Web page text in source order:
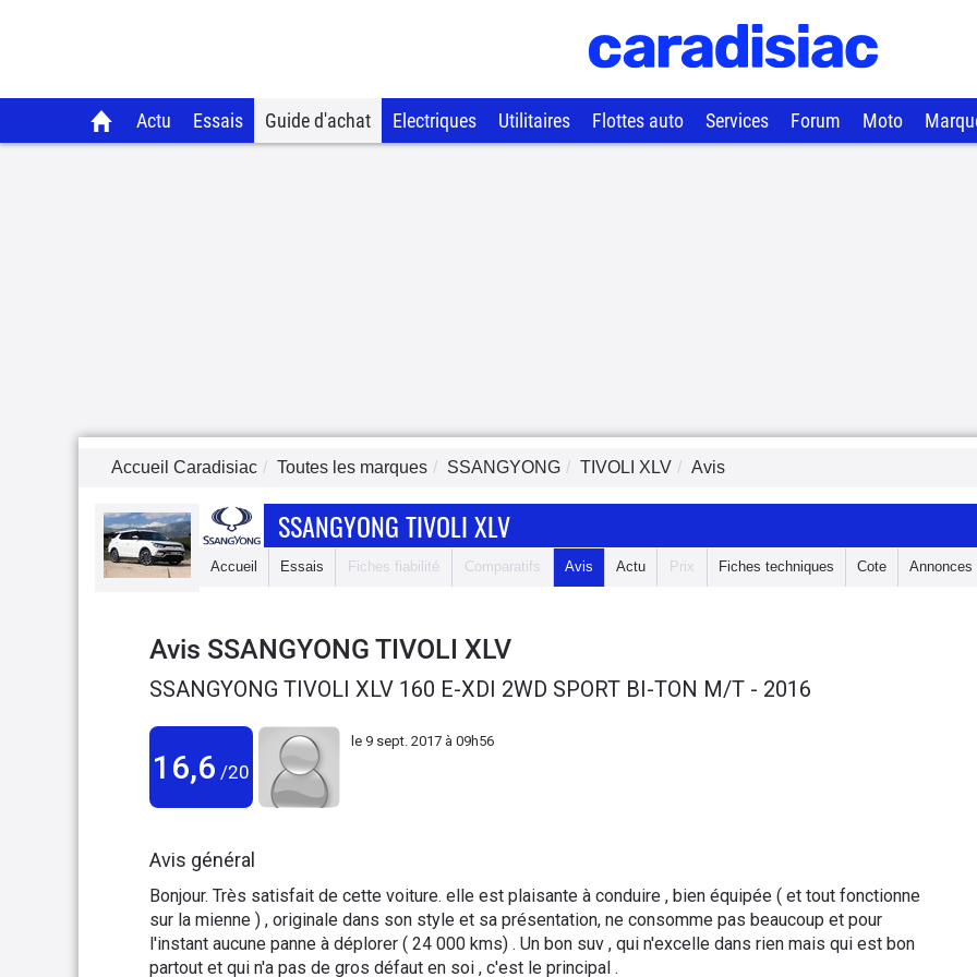
Actu Essais Guide d'achat Electriques Utilitaires Flottes auto Services Forum Moto
Accueil Caradisiac Toutes les marques SSANGYONG TIVOLI XLV Avis
SSANGYONG TIVOLI XLV
Accueil Essais Fiches fiabilité Comparatifs Avis Actu Prix Fiches techniques Cote Annonces
Avis SSANGYONG TIVOLI XLV
SSANGYONG TIVOLI XLV 160 E-XDI 2WD SPORT BI-TON M/T - 2016
16,6 /20
le 9 sept. 2017 à 09h56
Avis général
Bonjour. Très satisfait de cette voiture. elle est plaisante à conduire , bien équipée ( et tout fonctionne
sur la mienne ) , originale dans son style et sa présentation, ne consomme pas beaucoup et pour
l'instant aucune panne à déplorer ( 24 000 kms) . Un bon suv , qui n'excelle dans rien mais qui est bon
partout et qui n'a pas de gros défaut en soi , c'est le principal .